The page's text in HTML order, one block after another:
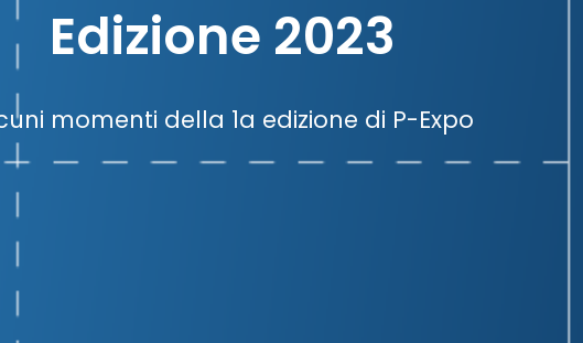
Edizione 2023
momenti della 1a edizione di P-Expo